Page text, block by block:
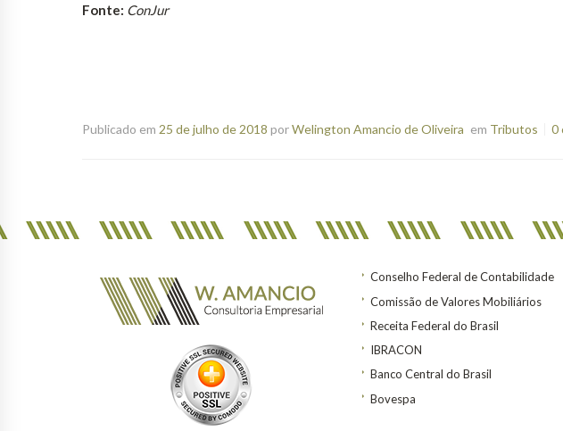
Fonte: ConJur
Publicado em 25 de julho de 2018 porWelington Amancio de Oliveira em Tributos 0
Conselho Federal de Contabilidade
Comissão de Valores Mobiliários
Receita Federal do Brasil
IBRACON
Banco Central do Brasil
Bovespa